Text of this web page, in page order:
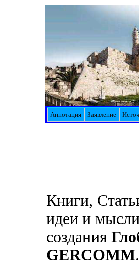
Аннотация Заявление
Книги,
идеи и
создания
GERCOMM.